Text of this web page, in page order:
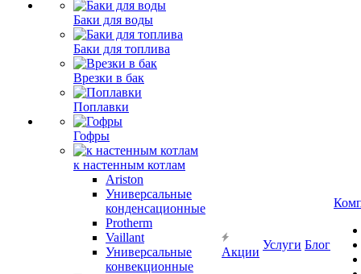
Баки для воды
Баки для топлива
Врезки в бак
Поплавки
Гофры
к настенным котлам
Ariston
Универсальные
конденсационные
Protherm
Vaillant
Универсальные
конвекционные
Акции
Услуги Блог